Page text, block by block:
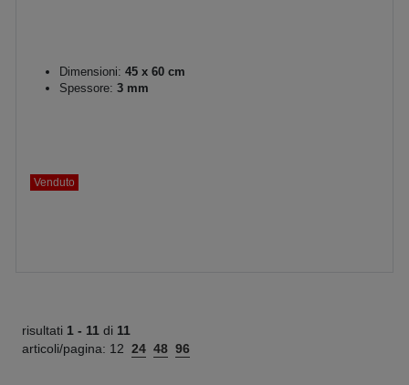
Dimensioni: 45 x 60 cm
Spessore: 3 mm
Venduto
risultati 1 - 11 di 11
articoli/pagina: 12 24 48 96